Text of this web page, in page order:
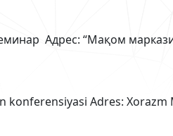
Адрес: “Мақом
konferensiyasi Adres: Xorazm